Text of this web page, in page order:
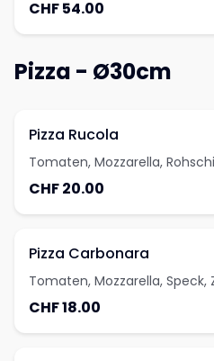
CHF 54.00
Pizza - Ø30cm
Pizza Rucola
Tomaten, Mozzarella,
CHF 20.00
Pizza Carbonara
Tomaten, Mozzarella, Speck,
CHF 18.00